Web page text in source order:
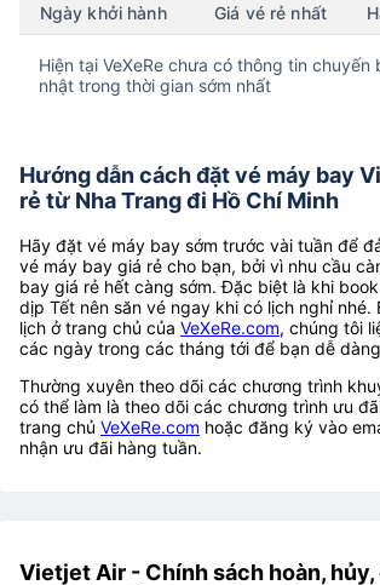
Ngày khởi hành Giá vé rẻ nhất
Hiện tại VeXeRe chưa có thông tin chuyến
nhật trong thời gian sớm nhất
Hướng dẫn cách đặt vé máy bay
rẻ từ Nha Trang đi Hồ Chí Minh
Hãy đặt vé máy bay sớm trước vài tuần để
vé máy bay giá rẻ cho bạn, bởi vì nhu cầu
bay giá rẻ hết càng sớm. Đặc biệt là khi
dịp Tết nên săn vé ngay khi có lịch nghỉ nhé.
lịch ở trang chủ của VeXeRe.com, chúng tôi
các ngày trong các tháng tới để bạn dễ
Thường xuyên theo dõi các chương trình
có thể làm là theo dõi các chương trình ưu
trang chủ VeXeRe.com hoặc đăng ký vào
nhận ưu đãi hàng tuần.
Vietjet Air - Chính sách hoàn,